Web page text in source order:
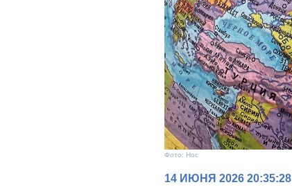
Фото: Нос
14 ИЮНЯ 2026 20:35:28